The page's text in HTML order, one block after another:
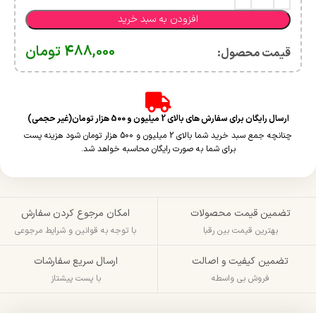
افزودن به سبد خرید
قیمت محصول:​ 488,000 تومان
ارسال رایگان برای سفارش های بالای 2 میلیون و 500 هزار تومان(غیر حجمی)
چنانچه جمع سبد خرید شما بالای 2 میلیون و 500 هزار تومان شود هزینه پست
برای شما به صورت رایگان محاسبه خواهد شد.
تضمین قیمت محصولات
بهترین قیمت بین رقبا
امکان مرجوع کردن سفارش
با توجه به قوانین و شرایط مرجوعی
تضمین کیفیت و اصالت
فروش بی واسطه
ارسال سریع سفارشات
با پست پیشتاز